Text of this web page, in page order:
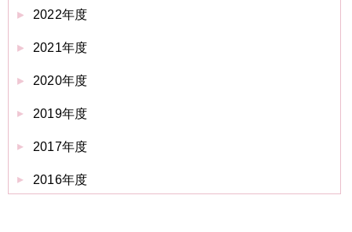
2022年度
2021年度
2020年度
2019年度
2017年度
2016年度